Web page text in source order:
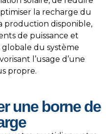
la recharge du
production disponible,
de puissance et
globale du système
l’usage d’une
propre.
une borne de